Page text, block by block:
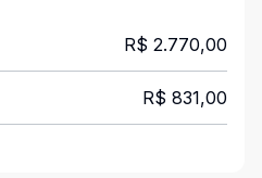
R$ 2.770,00
R$ 831,00